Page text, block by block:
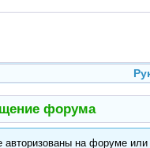
форума
авторизованы на форуме или